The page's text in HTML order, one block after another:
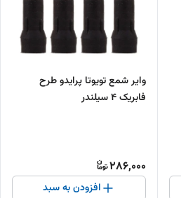
وایر شمع تویوتا پرایدو طرح
فابریک 4 سیلندر
286,000
افزودن به سبد